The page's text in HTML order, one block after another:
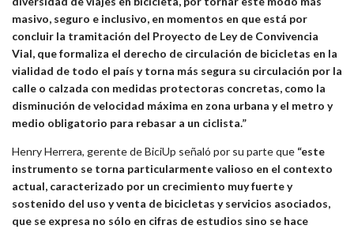
masivo, seguro e inclusivo, en momentos en que está por
concluir la tramitación del Proyecto de Ley de Convivencia
Vial, que formaliza el derecho de circulación de bicicletas en la
vialidad de todo el país y torna más segura su circulación por la
calle o calzada con medidas protectoras concretas, como la
disminución de velocidad máxima en zona urbana y el metro y
medio obligatorio para rebasar a un ciclista.”
Henry Herrera, gerente de BiciUp señaló por su parte que “este
instrumento se torna particularmente valioso en el contexto
actual, caracterizado por un crecimiento muy fuerte y
sostenido del uso y venta de bicicletas y servicios asociados,
que se expresa no sólo en cifras de estudios sino se hace